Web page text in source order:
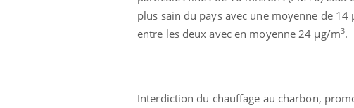
plus sain du pays avec une moyenne de 14
entre les deux avec en moyenne 24 µg/m3.
Interdiction du chauffage au charbon,